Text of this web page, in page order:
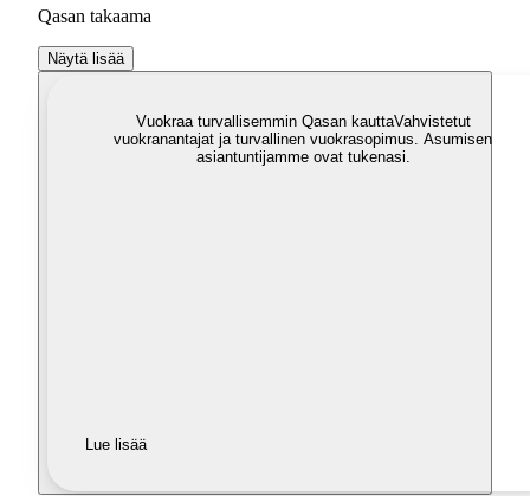
Qasan takaama
Näytä lisää
Vuokraa turvallisemmin Qasan kauttaVahvistetut
vuokranantajat ja turvallinen vuokrasopimus. Asumisen
asiantuntijamme ovat tukenasi.
Lue lisää